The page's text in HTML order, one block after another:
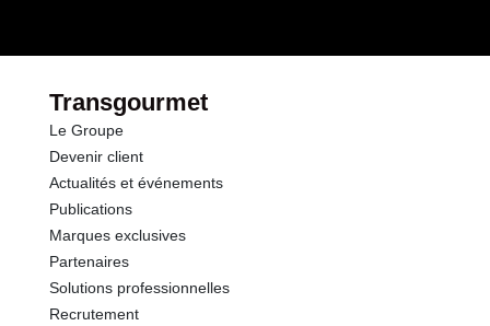
Transgourmet
Le Groupe
Devenir client
Actualités et événements
Publications
Marques exclusives
Partenaires
Solutions professionnelles
Recrutement